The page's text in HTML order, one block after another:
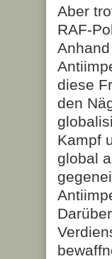
Aber
RAF-
diese
den
Kampf
global